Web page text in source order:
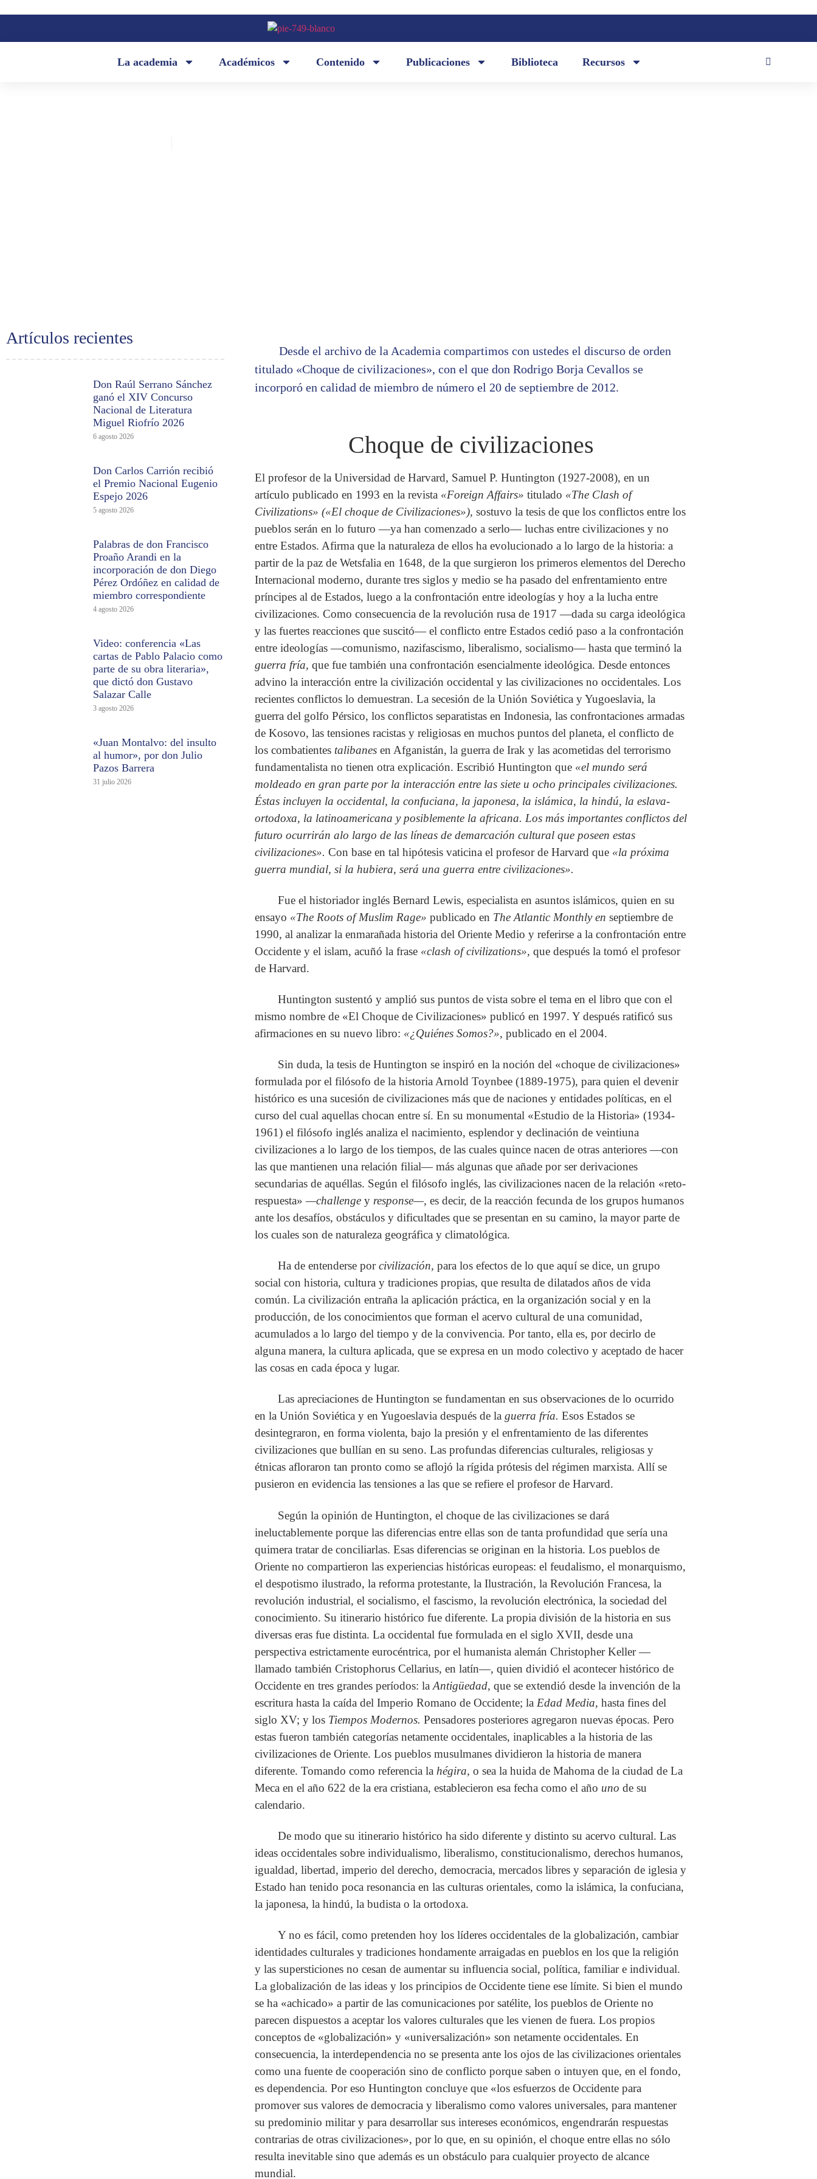
La academia Académicos Contenido Publicaciones Biblioteca Recursos
Artículos recientes
Don Raúl Serrano Sánchez
ganó el XIV Concurso
Nacional de Literatura
Miguel Riofrío 2026
6 agosto 2026
Don Carlos Carrión recibió
el Premio Nacional Eugenio
Espejo 2026
5 agosto 2026
Palabras de don Francisco
Proaño Arandi en la
incorporación de don Diego
Pérez Ordóñez en calidad de
miembro correspondiente
4 agosto 2026
Video: conferencia «Las
cartas de Pablo Palacio como
parte de su obra literaria»,
que dictó don Gustavo
Salazar Calle
3 agosto 2026
«Juan Montalvo: del insulto
al humor», por don Julio
Pazos Barrera
31 julio 2026
Desde el archivo de la Academia compartimos con ustedes el discurso de orden
titulado «Choque de civilizaciones», con el que don Rodrigo Borja Cevallos se
incorporó en calidad de miembro de número el 20 de septiembre de 2012.
Choque de civilizaciones
El profesor de la Universidad de Harvard, Samuel P. Huntington (1927-2008), en un
artículo publicado en 1993 en la revista «Foreign Affairs» titulado «The Clash of
Civilizations» («El choque de Civilizaciones»), sostuvo la tesis de que los conflictos entre los
pueblos serán en lo futuro —ya han comenzado a serlo— luchas entre civilizaciones y no
entre Estados. Afirma que la naturaleza de ellos ha evolucionado a lo largo de la historia: a
partir de la paz de Wetsfalia en 1648, de la que surgieron los primeros elementos del Derecho
Internacional moderno, durante tres siglos y medio se ha pasado del enfrentamiento entre
príncipes al de Estados, luego a la confrontación entre ideologías y hoy a la lucha entre
civilizaciones. Como consecuencia de la revolución rusa de 1917 —dada su carga ideológica
y las fuertes reacciones que suscitó— el conflicto entre Estados cedió paso a la confrontación
entre ideologías —comunismo, nazifascismo, liberalismo, socialismo— hasta que terminó la
guerra fría, que fue también una confrontación esencialmente ideológica. Desde entonces
advino la interacción entre la civilización occidental y las civilizaciones no occidentales. Los
recientes conflictos lo demuestran. La secesión de la Unión Soviética y Yugoeslavia, la
guerra del golfo Pérsico, los conflictos separatistas en Indonesia, las confrontaciones armadas
de Kosovo, las tensiones racistas y religiosas en muchos puntos del planeta, el conflicto de
los combatientes talibanes en Afganistán, la guerra de Irak y las acometidas del terrorismo
fundamentalista no tienen otra explicación. Escribió Huntington que «el mundo será
moldeado en gran parte por la interacción entre las siete u ocho principales civilizaciones.
Éstas incluyen la occidental, la confuciana, la japonesa, la islámica, la hindú, la eslava-
ortodoxa, la latinoamericana y posiblemente la africana. Los más importantes conflictos del
futuro ocurrirán alo largo de las líneas de demarcación cultural que poseen estas
civilizaciones». Con base en tal hipótesis vaticina el profesor de Harvard que «la próxima
guerra mundial, si la hubiera, será una guerra entre civilizaciones».
Fue el historiador inglés Bernard Lewis, especialista en asuntos islámicos, quien en su
ensayo «The Roots of Muslim Rage» publicado en The Atlantic Monthly en septiembre de
1990, al analizar la enmarañada historia del Oriente Medio y referirse a la confrontación entre
Occidente y el islam, acuñó la frase «clash of civilizations», que después la tomó el profesor
de Harvard.
Huntington sustentó y amplió sus puntos de vista sobre el tema en el libro que con el
mismo nombre de «El Choque de Civilizaciones» publicó en 1997. Y después ratificó sus
afirmaciones en su nuevo libro: «¿Quiénes Somos?», publicado en el 2004.
Sin duda, la tesis de Huntington se inspiró en la noción del «choque de civilizaciones»
formulada por el filósofo de la historia Arnold Toynbee (1889-1975), para quien el devenir
histórico es una sucesión de civilizaciones más que de naciones y entidades políticas, en el
curso del cual aquellas chocan entre sí. En su monumental «Estudio de la Historia» (1934-
1961) el filósofo inglés analiza el nacimiento, esplendor y declinación de veintiuna
civilizaciones a lo largo de los tiempos, de las cuales quince nacen de otras anteriores —con
las que mantienen una relación filial— más algunas que añade por ser derivaciones
secundarias de aquéllas. Según el filósofo inglés, las civilizaciones nacen de la relación «reto-
respuesta»—challenge y response—, es decir, de la reacción fecunda de los grupos humanos
ante los desafíos, obstáculos y dificultades que se presentan en su camino, la mayor parte de
los cuales son de naturaleza geográfica y climatológica.
Ha de entenderse porcivilización,para los efectos de lo que aquí se dice, un grupo
social con historia, cultura y tradiciones propias, que resulta de dilatados años de vida
común. La civilización entraña la aplicación práctica, en la organización social y en la
producción, de los conocimientos que forman el acervo cultural de una comunidad,
acumulados a lo largo del tiempo y de la convivencia. Por tanto, ella es, por decirlo de
alguna manera, la cultura aplicada, que se expresa en un modo colectivo y aceptado de hacer
las cosas en cada época y lugar.
Las apreciaciones de Huntington se fundamentan en sus observaciones de lo ocurrido
en la Unión Soviética y en Yugoeslavia después de la guerra fría. Esos Estados se
desintegraron, en forma violenta, bajo la presión y el enfrentamiento de las diferentes
civilizaciones que bullían en su seno. Las profundas diferencias culturales, religiosas y
étnicas afloraron tan pronto como se aflojó la rígida prótesis del régimen marxista. Allí se
pusieron en evidencia las tensiones a las que se refiere el profesor de Harvard.
Según la opinión de Huntington, el choque de las civilizaciones se dará
ineluctablemente porque las diferencias entre ellas son de tanta profundidad que sería una
quimera tratar de conciliarlas. Esas diferencias se originan en la historia. Los pueblos de
Oriente no compartieron las experiencias históricas europeas: el feudalismo, el monarquismo,
el despotismo ilustrado, la reforma protestante, la Ilustración, la Revolución Francesa, la
revolución industrial, el socialismo, el fascismo, la revolución electrónica, la sociedad del
conocimiento. Su itinerario histórico fue diferente. La propia división de la historia en sus
diversas eras fue distinta. La occidental fue formulada en el siglo XVII, desde una
perspectiva estrictamente eurocéntrica, por el humanista alemán Christopher Keller —
llamado también Cristophorus Cellarius, en latín—, quien dividió el acontecer histórico de
Occidente en tres grandes períodos: la Antigüedad, que se extendió desde la invención de la
escritura hasta la caída del Imperio Romano de Occidente; la Edad Media, hasta fines del
siglo XV; y los Tiempos Modernos. Pensadores posteriores agregaron nuevas épocas. Pero
estas fueron también categorías netamente occidentales, inaplicables a la historia de las
civilizaciones de Oriente. Los pueblos musulmanes dividieron la historia de manera
diferente. Tomando como referencia la hégira, o sea la huida de Mahoma de la ciudad de La
Meca en el año 622 de la era cristiana, establecieron esa fecha como el año uno de su
calendario.
De modo que su itinerario histórico ha sido diferente y distinto su acervo cultural. Las
ideas occidentales sobre individualismo, liberalismo, constitucionalismo, derechos humanos,
igualdad, libertad, imperio del derecho, democracia, mercados libres y separación de iglesia y
Estado han tenido poca resonancia en las culturas orientales, como la islámica, la confuciana,
la japonesa, la hindú, la budista o la ortodoxa.
Y no es fácil, como pretenden hoy los líderes occidentales de la globalización, cambiar
identidades culturales y tradiciones hondamente arraigadas en pueblos en los que la religión
y las supersticiones no cesan de aumentar su influencia social, política, familiar e individual.
La globalización de las ideas y los principios de Occidente tiene ese límite. Si bien el mundo
se ha «achicado» a partir de las comunicaciones por satélite, los pueblos de Oriente no
parecen dispuestos a aceptar los valores culturales que les vienen de fuera. Los propios
conceptos de «globalización» y «universalización» son netamente occidentales. En
consecuencia, la interdependencia no se presenta ante los ojos de las civilizaciones orientales
como una fuente de cooperación sino de conflicto porque saben o intuyen que, en el fondo,
es dependencia. Por eso Huntington concluye que «los esfuerzos de Occidente para
promover sus valores de democracia y liberalismo como valores universales, para mantener
su predominio militar y para desarrollar sus intereses económicos, engendrarán respuestas
contrarias de otras civilizaciones», por lo que, en su opinión, el choque entre ellas no sólo
resulta inevitable sino que además es un obstáculo para cualquier proyecto de alcance
mundial.